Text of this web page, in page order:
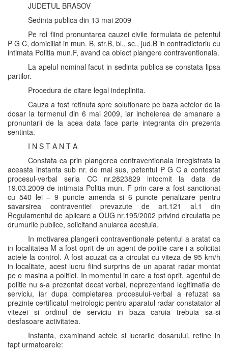
JUDETUL BRASOV
Sedinta publica din 13 mai 2009
Pe rol fiind pronuntarea cauzei civile formulata de petentul
P G C, domiciliat in mun. B, str.B, bl., sc., jud.B in contradictoriu cu
intimata Politia mun.F, avand ca obiect plangere contraventionala.
La apelul nominal facut in sedinta publica se constata lipsa
partilor.
Procedura de citare legal indeplinita.
Cauza a fost retinuta spre solutionare pe baza actelor de la
dosar la termenul din 6 mai 2009, iar incheierea de amanare a
pronuntarii de la acea data face parte integranta din prezenta
sentinta.
I N S T A N T A
Constata ca prin plangerea contraventionala inregistrata la
aceasta instanta sub nr. de mai sus, petentul P G C a contestat
procesul-verbal seria CC nr.2823829 intocmit la data de
19.03.2009 de intimata Politia mun. F prin care a fost sanctionat
cu 540 lei – 9 puncte amenda si 6 puncte penalizare pentru
savarsirea contraventiei prevazute de art.121 al.1 din
Regulamentul de aplicare a OUG nr.195/2002 privind circulatia pe
drumurile publice, solicitand anularea acestuia.
In motivarea plangerii contraventionale petentul a aratat ca
in localitatea M a fost oprit de un agent de politie care i-a solicitat
actele la control. A fost acuzat ca a circulat cu viteza de 95 km/h
in localitate, acest lucru fiind surprins de un aparat radar montat
pe o masina a politiei. In momentul in care a fost oprit, agentul de
politie nu s-a prezentat decat verbal, neprezentand legitimatia de
serviciu, iar dupa completarea procesului-verbal a refuzat sa
prezinte certificatul metrologic pentru aparatul radar constatator al
vitezei si ordinul de serviciu in baza caruia trebuia sa-si
desfasoare activitatea.
Instanta, examinand actele si lucrarile dosarului, retine in
fapt urmatoarele: